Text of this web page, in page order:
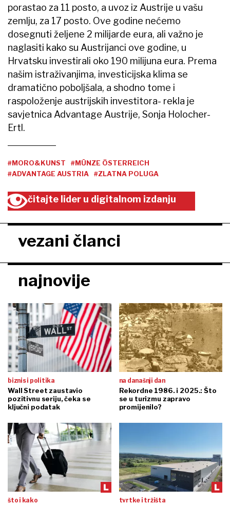
porastao za 11 posto, a uvoz iz Austrije u vašu
zemlju, za 17 posto. Ove godine nećemo
dosegnuti željene 2 milijarde eura, ali važno je
naglasiti kako su Austrijanci ove godine, u
Hrvatsku investirali oko 190 milijuna eura. Prema
našim istraživanjima, investicijska klima se
dramatično poboljšala, a shodno tome i
raspoloženje austrijskih investitora- rekla je
savjetnica Advantage Austrije, Sonja Holocher-
Ertl.
#MORO&KUNST
#MÜNZE ÖSTERREICH
#ADVANTAGE AUSTRIA
#ZLATNA POLUGA
čitajte lider u digitalnom izdanju
vezani članci
najnovije
biznis i politika
Wall Street zaustavio
pozitivnu seriju, čeka se
ključni podatak
na današnji dan
Rekordne 1986. i 2025.: Što
se u turizmu zapravo
promijenilo?
što i kako tvrtke i tržišta